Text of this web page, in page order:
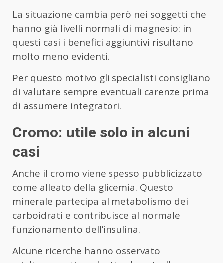
La situazione cambia però nei soggetti che
hanno già livelli normali di magnesio: in
questi casi i benefici aggiuntivi risultano
molto meno evidenti.
Per questo motivo gli specialisti consigliano
di valutare sempre eventuali carenze prima
di assumere integratori.
Cromo: utile solo in alcuni
casi
Anche il cromo viene spesso pubblicizzato
come alleato della glicemia. Questo
minerale partecipa al metabolismo dei
carboidrati e contribuisce al normale
funzionamento dell’insulina.
Alcune ricerche hanno osservato